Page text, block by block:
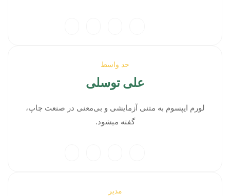
حد واسط
علی توسلی
لورم ایپسوم به متنی آزمایشی و بی‌معنی در صنعت چاپ،
گفته میشود.
مدیر